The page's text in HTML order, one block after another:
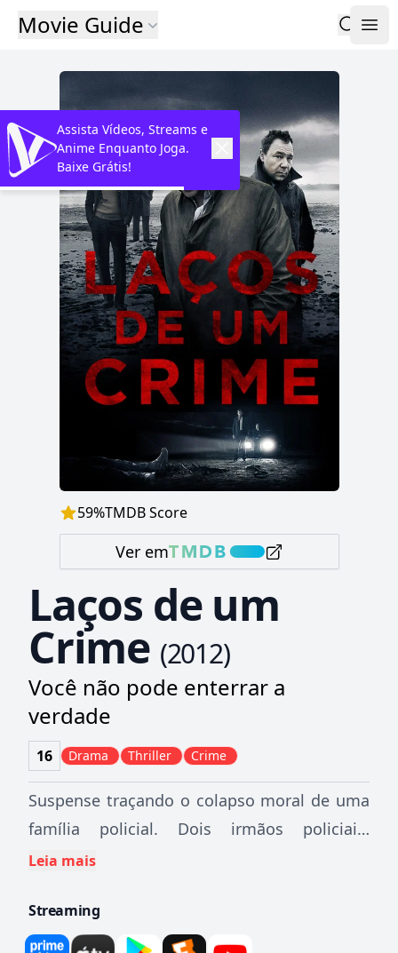
Movie Guide
59%TMDB Score
Ver em
Laços de um
Crime (2012)
Você não pode enterrar a
verdade
16 Drama Thriller Crime
Suspense traçando o colapso moral de uma
família policial. Dois irmãos policiais,
sufocados pela sombra do ex-chefe de
mesmos cometeram.
Leia mais
Streaming
Assista Vídeos, Streams e
Anime Enquanto Joga.
Baixe Grátis!